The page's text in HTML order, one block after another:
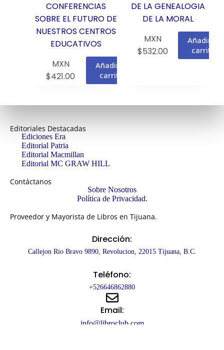
CONFERENCIAS
SOBRE EL FUTURO DE
NUESTROS CENTROS
EDUCATIVOS
MXN
$421.00
Añadir al
carrito
DE LA GENEALOGIA
DE LA MORAL
MXN
$532.00
Añadir al
carrito
Editoriales Destacadas
Ediciones Era
Editorial Patria
Editorial Macmillan
Editorial MC GRAW HILL
Contáctanos
Sobre Nosotros
Política de Privacidad.
Proveedor y Mayorista de Libros en Tijuana.
Dirección:
Callejon Rio Bravo 9890, Revolucion, 22015 Tijuana, B.C.
Teléfono:
+526646862880
Email:
info@libroclub.com